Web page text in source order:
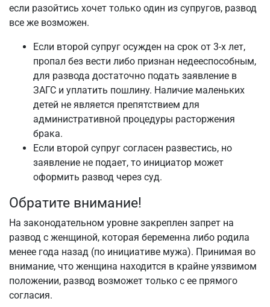
если разойтись хочет только один из супругов, развод
все же возможен.
Если второй супруг осужден на срок от 3-х лет,
пропал без вести либо признан недееспособным,
для развода достаточно подать заявление в
ЗАГС и уплатить пошлину. Наличие маленьких
детей не является препятствием для
административной процедуры расторжения
брака.
Если второй супруг согласен развестись, но
заявление не подает, то инициатор может
оформить развод через суд.
Обратите внимание!
На законодательном уровне закреплен запрет на
развод с женщиной, которая беременна либо родила
менее года назад (по инициативе мужа). Принимая во
внимание, что женщина находится в крайне уязвимом
положении, развод возможет только с ее прямого
согласия.